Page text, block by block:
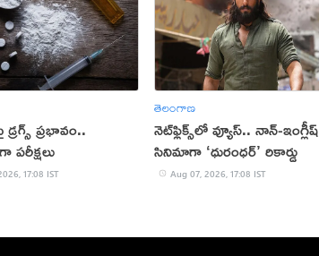
డ్రగ్స్ ప్రభావం..
పరీక్షలు
17:08 IST
తెలంగాణ
నెట్‌ఫ్లిక్స్‌లో వ్యూస్.. నాన్-ఇంగ్లీష్
సినిమాగా ‘ధురంధర్’ రికార్డు
Aug 07, 2026, 17:08 IST